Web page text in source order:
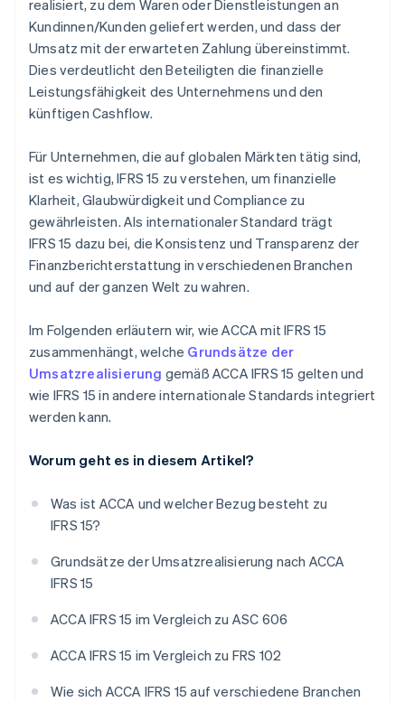
realisiert, zu dem Waren oder Dienstleistungen an
Kundinnen/Kunden geliefert werden, und dass der
Umsatz mit der erwarteten Zahlung übereinstimmt.
Dies verdeutlicht den Beteiligten die finanzielle
Leistungsfähigkeit des Unternehmens und den
künftigen Cashflow.
Für Unternehmen, die auf globalen Märkten tätig sind,
ist es wichtig, IFRS 15 zu verstehen, um finanzielle
Klarheit, Glaubwürdigkeit und Compliance zu
gewährleisten. Als internationaler Standard trägt
IFRS 15 dazu bei, die Konsistenz und Transparenz der
Finanzberichterstattung in verschiedenen Branchen
und auf der ganzen Welt zu wahren.
Im Folgenden erläutern wir, wie ACCA mit IFRS 15
zusammenhängt, welche Grundsätze der
Umsatzrealisierung gemäß ACCA IFRS 15 gelten und
wie IFRS 15 in andere internationale Standards integriert
werden kann.
Worum geht es in diesem Artikel?
Was ist ACCA und welcher Bezug besteht zu
IFRS 15?
Grundsätze der Umsatzrealisierung nach ACCA
IFRS 15
ACCA IFRS 15 im Vergleich zu ASC 606
ACCA IFRS 15 im Vergleich zu FRS 102
Wie sich ACCA IFRS 15 auf verschiedene Branchen